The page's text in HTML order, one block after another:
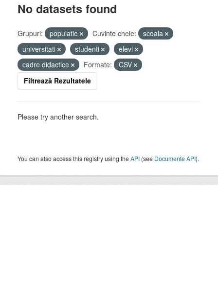
No datasets found
Grupuri: populatie Cuvinte cheie:
scoala
universitati
studenti
elevi
cadre didactice
Formate:
CSV
Filtrează Rezultatele
Please try another search.
You can also access this registry using theAPI (see Documente API).